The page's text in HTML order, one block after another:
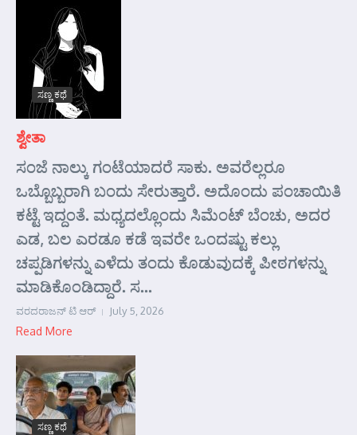
ಸಣ್ಣ ಕಥೆ
ಶ್ವೇತಾ
ಸಂಜೆ ನಾಲ್ಕು ಗಂಟೆಯಾದರೆ ಸಾಕು. ಅವರೆಲ್ಲರೂ
ಒಬ್ಬೊಬ್ಬರಾಗಿ ಬಂದು ಸೇರುತ್ತಾರೆ. ಅದೊಂದು ಪಂಚಾಯಿತಿ
ಕಟ್ಟೆ ಇದ್ದಂತೆ. ಮಧ್ಯದಲ್ಲೊಂದು ಸಿಮೆಂಟ್ ಬೆಂಚು, ಅದರ
ಎಡ, ಬಲ ಎರಡೂ ಕಡೆ ಇವರೇ ಒಂದಷ್ಟು ಕಲ್ಲು
ಚಪ್ಪಡಿಗಳನ್ನು ಎಳೆದು ತಂದು ಕೊಡುವುದಕ್ಕೆ ಪೀಠಗಳನ್ನು
ಮಾಡಿಕೊಂಡಿದ್ದಾರೆ. ಸ...
ವರದರಾಜನ್ ಟಿ ಆರ್ July 5, 2026
Read More
ಸಣ್ಣ ಕಥೆ